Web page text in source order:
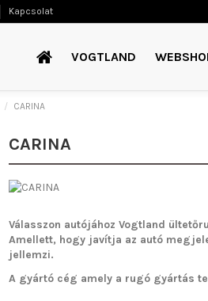
Kapcsolat
VOGTLAND
CARINA
CARINA
Válasszon autójához Vogtland
Amellett, hogy javítja az autó
jellemzi.
A gyártó cég amely a rugó gyártás